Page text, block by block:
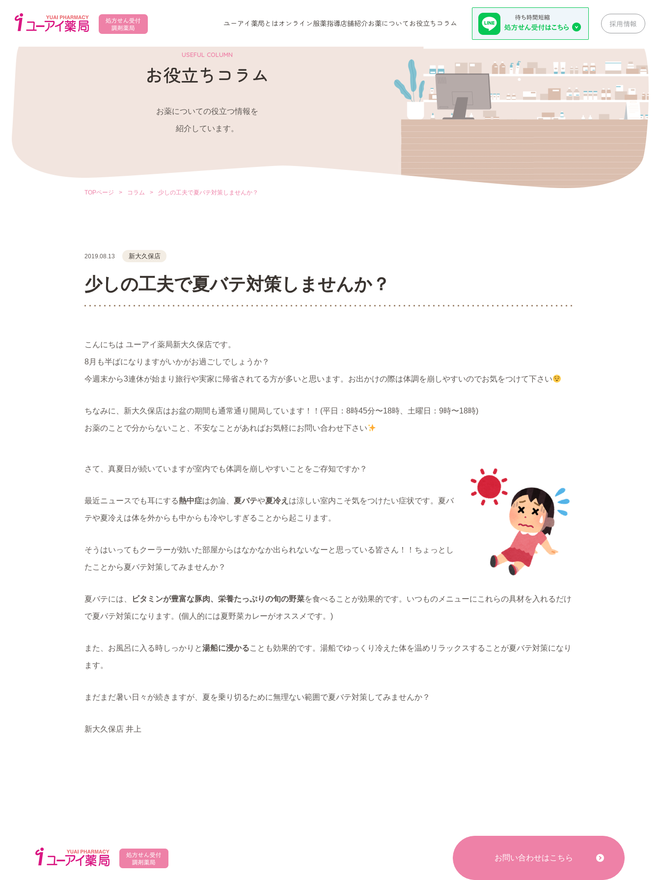
ユーアイ薬局とはオンライン服薬指導店舗紹介お薬について お役立ちコラム 採用情報
USEFUL COLUMN
お役立ちコラム
お薬についての役立つ情報を
紹介しています。
TOPページ > コラム > 少しの工夫で夏バテ対策しませんか？
2019.08.13 新大久保店
少しの工夫で夏バテ対策しませんか？
こんにちは ユーアイ薬局新大久保店です。
8月も半ばになりますがいかがお過ごしでしょうか？
今週末から3連休が始まり旅行や実家に帰省されてる方が多いと思います。お出かけの際は体調を崩しやすいのでお気をつけて下さい
ちなみに、新大久保店はお盆の期間も通常通り開局しています！！(平日：8時45分〜18時、土曜日：9時〜18時)
お薬のことで分からないこと、不安なことがあればお気軽にお問い合わせ下さい
さて、真夏日が続いていますが室内でも体調を崩しやすいことをご存知ですか？
最近ニュースでも耳にする熱中症は勿論、 夏バテや夏冷え は涼しい室内こそ気をつけたい症状です。夏バ
テや夏冷えは体を外からも中からも冷やしすぎることから起こります。
そうはいってもクーラーが効いた部屋からはなかなか出られないなーと思っている皆さん！！ちょっとし
たことから夏バテ対策してみませんか？
夏バテには、 ビタミンが豊富な豚肉、栄養たっぷりの旬の野菜を食べることが効果的です。いつものメニューにこれらの具材を入れるだけ
で夏バテ対策になります。(個人的には夏野菜カレーがオススメです。)
また、お風呂に入る時しっかりと湯船に浸かることも効果的です。湯船でゆっくり冷えた体を温めリラックスすることが夏バテ対策になり
ます。
まだまだ暑い日々が続きますが、夏を乗り切るために無理ない範囲で夏バテ対策してみませんか？
新大久保店 井上
お問い合わせはこちら